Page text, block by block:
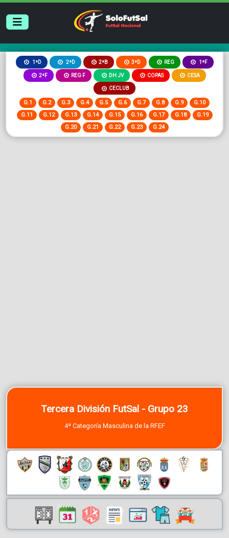
1ªD 2ªD 2ªB 3ªD REG 1ªF
2ªF REG F DH JV COPAS CESA
CECLUB
G.1 G.2 G.3 G.4 G.5 G.6 G.7 G.8 G.9
G.10
G.11
G.12 G.13 G.14 G.15 G.16 G.17 G.18
G.19
G.20
G.21 G.22 G.23 G.24
Tercera División FutSal - Grupo 23
4ª Categoría Masculina de la RFEF